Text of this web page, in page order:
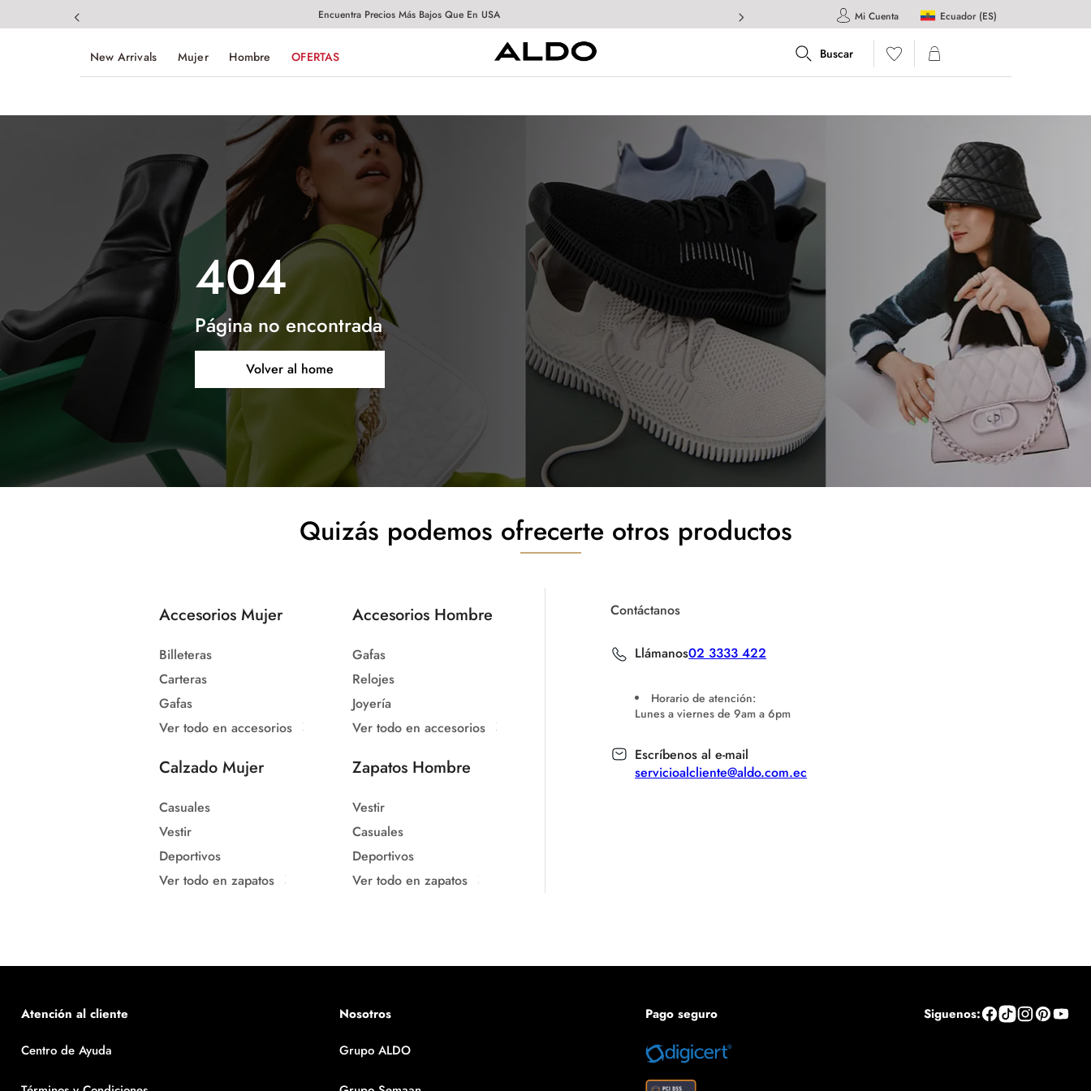
Encuentra Precios Más Bajos Que En USA Mi Cuenta Ecuador (ES)
New Arrivals Mujer Hombre OFERTAS
404
Página no encontrada
Volver al home
Quizás podemos ofrecerte otros productos
Accesorios Mujer
Billeteras
Carteras
Gafas
Ver todo en accesorios
Accesorios Hombre
Gafas
Relojes
Joyería
Ver todo en accesorios
Calzado Mujer
Casuales
Vestir
Deportivos
Ver todo en zapatos
Zapatos Hombre
Vestir
Casuales
Deportivos
Ver todo en zapatos
Contáctanos
Llámanos02 3333 422
Horario de atención:
Lunes a viernes de 9am a 6pm
Escríbenos al e-mail
servicioalcliente@aldo.com.ec
Atención al cliente
Centro de Ayuda
Nosotros
Grupo ALDO
Pago seguro Siguenos: